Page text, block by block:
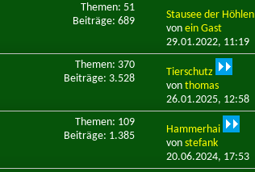
Themen: 51
Beiträge: 689
Stausee der
vonein Gast
29.01.2022, 11:19
Themen: 370
Beiträge: 3.528
Tierschutz
vonthomas
26.01.2025, 12:58
Themen: 109
Beiträge: 1.385
Hammerhai
vonstefank
20.06.2024, 17:53